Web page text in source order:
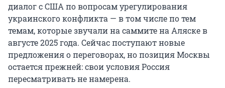
диалог с США по вопросам урегулирования
украинского конфликта — в том числе по тем
темам, которые звучали на саммите на Аляске в
августе 2025 года. Сейчас поступают новые
предложения о переговорах, но позиция Москвы
остается прежней: свои условия Россия
пересматривать не намерена.